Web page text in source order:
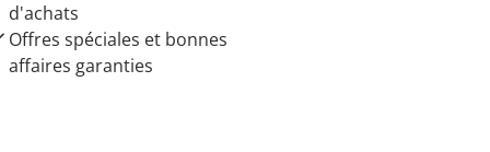
d'achats
Offres spéciales et bonnes
affaires garanties